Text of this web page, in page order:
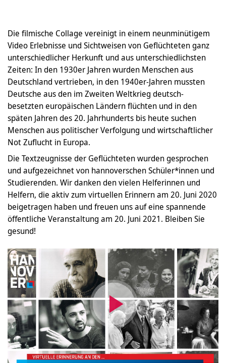
Die filmische Collage vereinigt in einem neunminütigem
Video Erlebnisse und Sichtweisen von Geflüchteten ganz
unterschiedlicher Herkunft und aus unterschiedlichsten
Zeiten: In den 1930er Jahren wurden Menschen aus
Deutschland vertrieben, in den 1940er-Jahren mussten
Deutsche aus den im Zweiten Weltkrieg deutsch-
besetzten europäischen Ländern flüchten und in den
späten Jahren des 20. Jahrhunderts bis heute suchen
Menschen aus politischer Verfolgung und wirtschaftlicher
Not Zuflucht in Europa.
Die Textzeugnisse der Geflüchteten wurden gesprochen
und aufgezeichnet von hannoverschen Schüler*innen und
Studierenden. Wir danken den vielen Helferinnen und
Helfern, die aktiv zum virtuellen Erinnern am 20. Juni 2020
beigetragen haben und freuen uns auf eine spannende
öffentliche Veranstaltung am 20. Juni 2021. Bleiben Sie
gesund!
Video
abspielen